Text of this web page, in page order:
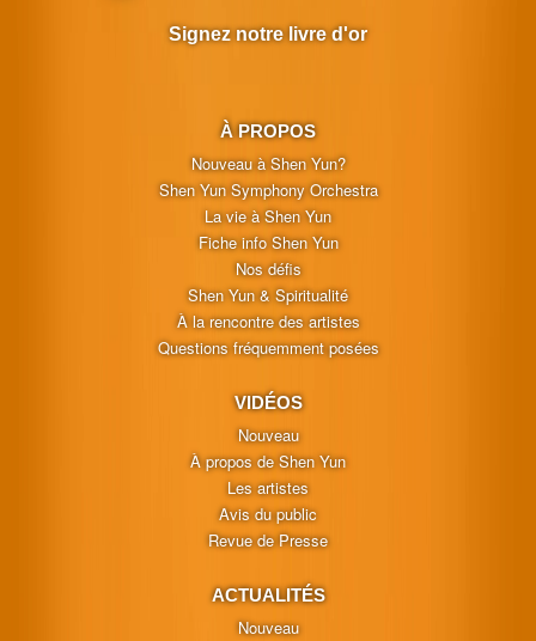
À PROPOS
Nouveau à Shen Yun?
Shen Yun Symphony Orchestra
La vie à Shen Yun
Fiche info Shen Yun
Nos défis
Shen Yun & Spiritualité
À la rencontre des artistes
Questions fréquemment posées
VIDÉOS
Nouveau
À propos de Shen Yun
Les artistes
Avis du public
Revue de Presse
ACTUALITÉS
Nouveau
Signez notre livre d'or